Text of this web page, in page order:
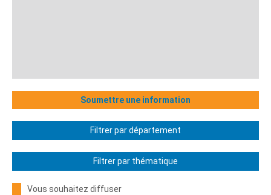
Soumettre une information
Filtrer par département
Filtrer par thématique
Vous souhaitez diffuser